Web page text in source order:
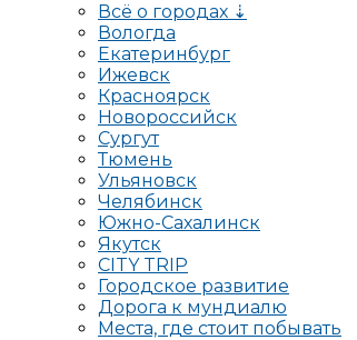
Всё о городах ⇣
Вологда
Екатеринбург
Ижевск
Красноярск
Новороссийск
Сургут
Тюмень
Ульяновск
Челябинск
Южно-Сахалинск
Якутск
CITY TRIP
Городское развитие
Дорога к мундиалю
Места, где стоит побывать